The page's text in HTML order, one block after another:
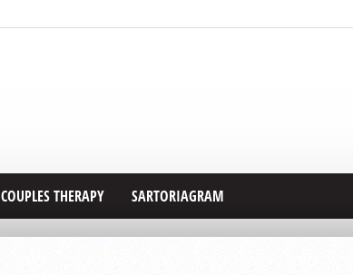
COUPLES THERAPY SARTORIAGRAM